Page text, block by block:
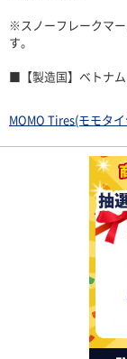
※スノーフレークマ
す。
■【製造国】ベトナム
MOMO Tires(モモタ